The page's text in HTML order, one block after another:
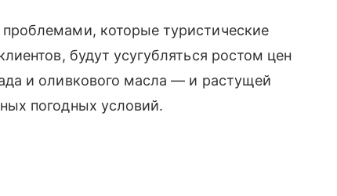
которые туристические
будут усугубляться ростом цен
и оливкового масла — и растущей
погодных условий.